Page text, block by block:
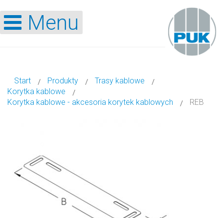
Menu
Start Produkty
Trasy kablowe
Korytka kablowe
Korytka kablowe - akcesoria korytek kablowych
REB